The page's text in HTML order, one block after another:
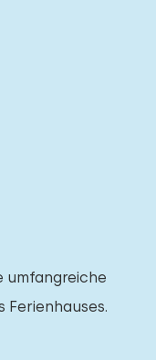
umfangreiche
Ferienhauses.